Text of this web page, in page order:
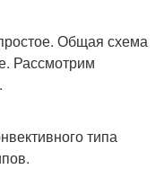
Общая схема
Рассмотрим
типа